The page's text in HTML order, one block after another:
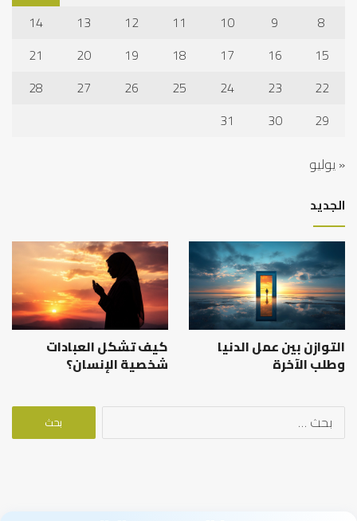
8
9
10
11
12
13
14
15
16
17
18
19
20
21
22
23
24
25
26
27
28
29
30
31
« يوليو
الجديد
التوازن بين عمل الدنيا
وطلب الآخرة
كيف تشكل العبادات
شخصية الإنسان؟
البحث